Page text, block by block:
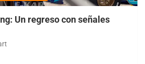
Un regreso con señales